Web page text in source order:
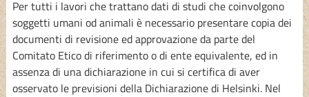
Per tutti i lavori che trattano dati di studi che coinvolgono
soggetti umani od animali è necessario presentare copia dei
documenti di revisione ed approvazione da parte del
Comitato Etico di riferimento o di ente equivalente, ed in
assenza di una dichiarazione in cui si certifica di aver
osservato le previsioni della Dichiarazione di Helsinki. Nel